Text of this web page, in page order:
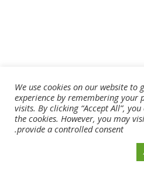
What’s your
We use cookies on our website to
experience by remembering your
visits. By clicking “Accept All”,
the cookies. However, you may
provide a controlled consent.